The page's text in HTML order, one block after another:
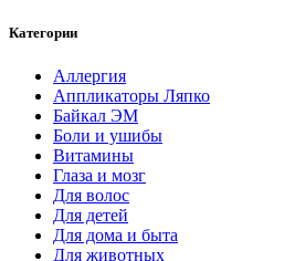
Категории
Аллергия
Аппликаторы Ляпко
Байкал ЭМ
Боли и ушибы
Витамины
Глаза и мозг
Для волос
Для детей
Для дома и быта
Для животных